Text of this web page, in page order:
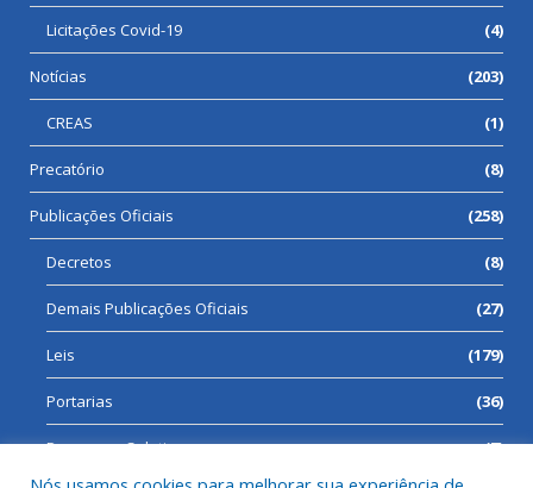
Licitações Covid-19 (4)
Notícias (203)
CREAS (1)
Precatório (8)
Publicações Oficiais (258)
Decretos (8)
Demais Publicações Oficiais (27)
Leis (179)
Portarias (36)
Processos Seletivos (7)